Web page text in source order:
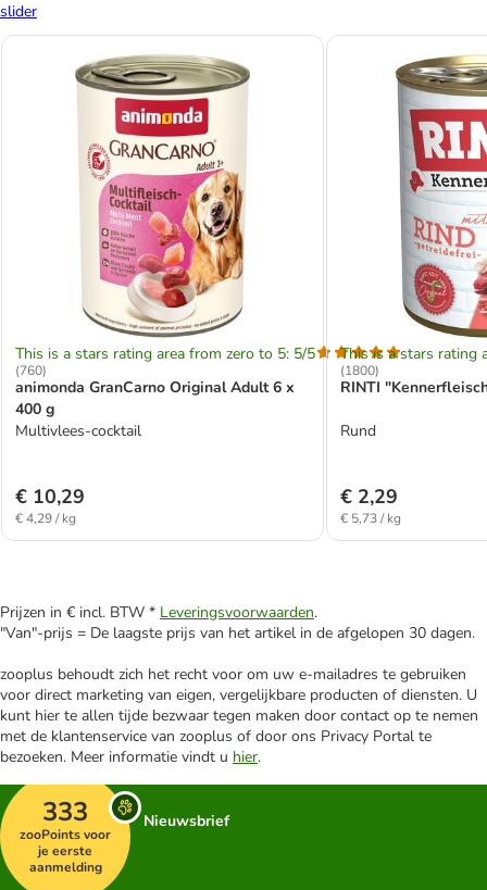
slider
This is a stars rating area from zero to 5: 5/5
(760)
animonda GranCarno Original Adult 6 x
400 g
Multivlees-cocktail
€ 10,29
€ 4,29 / kg
This is a stars rating
(1800)
RINTI
Rund
€ 2,29
€ 5,73 / kg
Prijzen in € incl. BTW * Leveringsvoorwaarden.
"Van"-prijs = De laagste prijs van het artikel in de afgelopen 30 dagen.
zooplus behoudt zich het recht voor om uw e-mailadres te gebruiken
voor direct marketing van eigen, vergelijkbare producten of diensten. U
kunt hier te allen tijde bezwaar tegen maken door contact op te nemen
met de klantenservice van zooplus of door ons Privacy Portal te
bezoeken. Meer informatie vindt u hier.
333
zooPoints voor
je eerste
aanmelding
Nieuwsbrief